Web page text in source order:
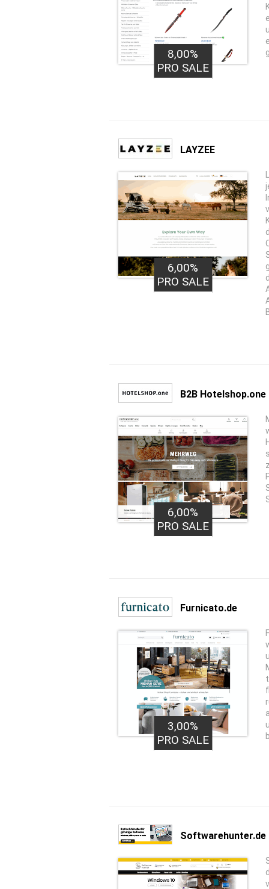
8,00%
PRO SALE
LAYZEE
6,00%
PRO SALE
B2B Hotelshop.one
6,00%
PRO SALE
Furnicato.de
3,00%
PRO SALE
Softwarehunter.de